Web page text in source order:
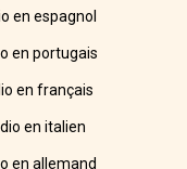
en espagnol
en portugais
en français
en italien
en allemand